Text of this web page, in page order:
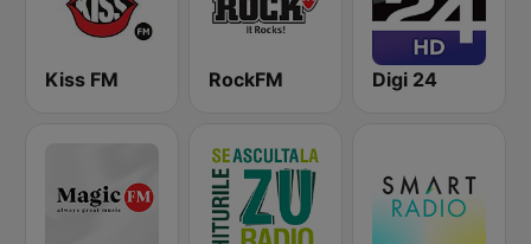
Kiss FM RockFM Digi 24